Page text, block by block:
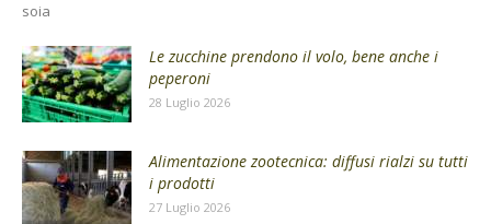
soia
Le zucchine prendono il volo, bene anche i
peperoni
28 Luglio 2026
Alimentazione zootecnica: diffusi rialzi su tutti
i prodotti
27 Luglio 2026